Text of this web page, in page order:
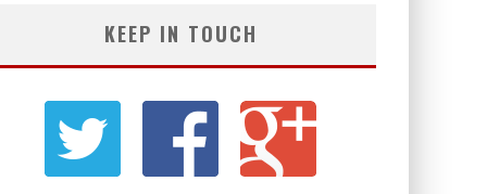
KEEP IN TOUCH